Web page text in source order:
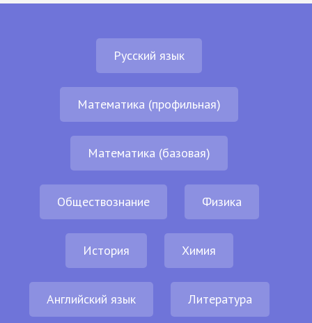
Русский язык
Математика (профильная)
Математика (базовая)
Обществознание Физика
История Химия
Английский язык Литература